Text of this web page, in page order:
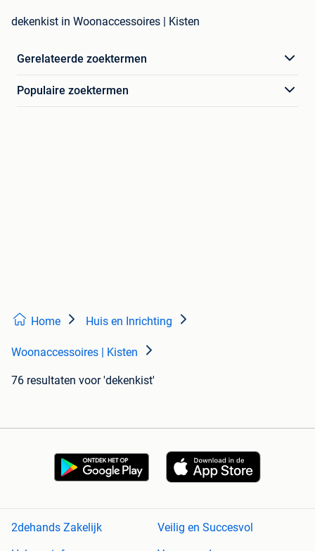
dekenkist in Woonaccessoires | Kisten
Gerelateerde zoektermen
Populaire zoektermen
Home Huis en Inrichting
Woonaccessoires | Kisten
76 resultaten voor 'dekenkist'
2dehands Zakelijk
Veilig en Succesvol